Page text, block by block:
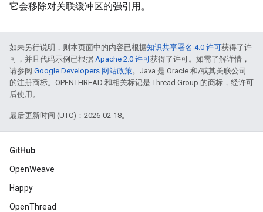
它会移除对关联缓冲区的强引用。
如未另行说明，则本页面中的内容已根据知识共享署名 4.0 许可获得了许
可，并且代码示例已根据 Apache 2.0 许可获得了许可。如需了解详情，
请参阅 Google Developers 网站政策。Java 是 Oracle 和/或其关联公司
的注册商标。OPENTHREAD 和相关标记是 Thread Group 的商标，经许可
后使用。
最后更新时间 (UTC)：2026-02-18。
GitHub
OpenWeave
Happy
OpenThread